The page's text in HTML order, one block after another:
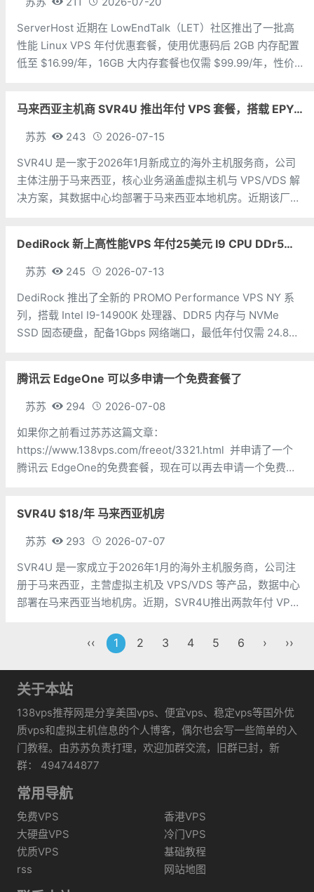
ServerHost 近期在 LowEndTalk（LET）社区推出了一批高
性能 Linux VPS 年付优惠套餐，使用优惠码后 2GB 内存配置
低至 $16.99/年，16GB 大内存套餐也仅需 $99.99/年，性价
马来西亚主机商 SVR4U 推出年付 VPS 套餐，搭载 EPYC/至强铂金，支持支付宝
苏苏 243
2026-07-15
SVR4U 是一家于2026年1月新成立的海外主机服务商，公司
主体注册于马来西亚，核心业务涵盖虚拟主机与 VPS/VDS 解
决方案，其数据中心均部署于马来西亚本地机房。近期该厂商
DediRock 新上高性能VPS 年付25美元 I9 CPU DDr5内存 纽约机房
苏苏 245
2026-07-13
DediRock 推出了全新的 PROMO Performance VPS NY 系
列，搭载 Intel I9-14900K 处理器、DDR5 内存与 NVMe
SSD 固态硬盘，配备1Gbps 网络端口，最低年付仅需 24.88
腾讯云 EdgeOne 可以多申请一个免费套餐了
苏苏 294
2026-07-08
如果你之前看过苏苏这篇文章：
https://www.138vps.com/freeot/3321.html 并申请了一个
腾讯云 EdgeOne的免费套餐，现在可以再去申请一个免费套
SVR4U $18/年 马来西亚机房
苏苏 293
2026-07-07
SVR4U 是一家成立于2026年1月的海外主机服务商，公司注
册于马来西亚，主营虚拟主机及 VPS/VDS 等产品，数据中心
部署在马来西亚当地机房。近期，SVR4U推出两款年付 VPS
Platinum）处理器与 SSD 固态硬盘，并同时
‹‹ 1 2 3 4 5 6 › ››
关于本站
138vps推荐网是分享美国vps、便宜vps、稳定vps等国外优
质vps和虚拟主机信息的个人博客，偶尔也会写一些简单的入
门教程。由苏苏负责打理，欢迎加群交流，旧群已封，新
群： 494744877
常用导航
免费VPS
香港VPS
大硬盘VPS
冷门VPS
优质VPS
基础教程
rss
网站地图